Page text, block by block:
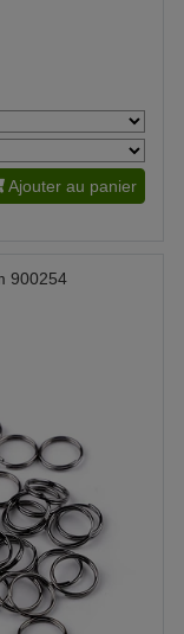
Ajouter au panier
900254